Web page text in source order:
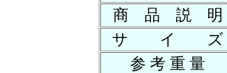
商 品 説 明
サ イ ズ
参 考 重 量